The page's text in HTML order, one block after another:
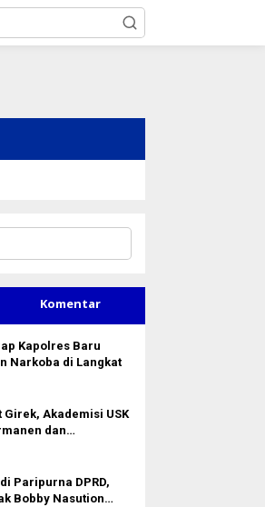
Komentar
Kapolres Baru
Narkoba di Langkat
Girek, Akademisi USK
dan
Paripurna DPRD,
Bobby Nasution